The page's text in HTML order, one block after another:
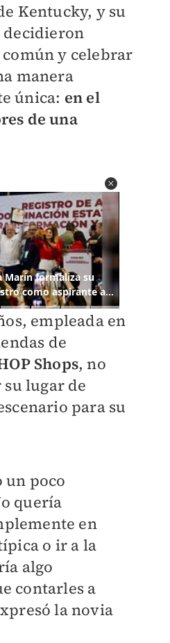
Kentucky, y su
decidieron
y celebrar
manera
única: en el
de una
empleada en
de
Shops, no
lugar de
para su
un poco
quería
en
o ir a la
algo
contarles a
la novia